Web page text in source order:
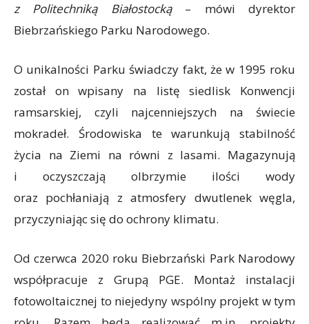
z Politechniką Białostocką – mówi dyrektor
Biebrzańskiego Parku Narodowego.
O unikalności Parku świadczy fakt, że w 1995 roku
został on wpisany na listę siedlisk Konwencji
ramsarskiej, czyli najcenniejszych na świecie
mokradeł. Środowiska te warunkują stabilność
życia na Ziemi na równi z lasami. Magazynują
i oczyszczają olbrzymie ilości wody
oraz pochłaniają z atmosfery dwutlenek węgla,
przyczyniając się do ochrony klimatu.
Od czerwca 2020 roku Biebrzański Park Narodowy
współpracuje z Grupą PGE. Montaż instalacji
fotowoltaicznej to niejedyny wspólny projekt w tym